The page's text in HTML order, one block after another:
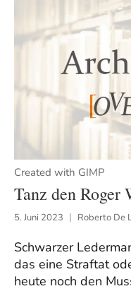
Created with GIMP
Tanz den Roger
5. Juni 2023 Roberto De
Schwarzer
das eine Straftat
heute noch den